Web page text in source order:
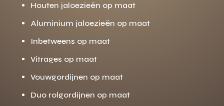
Houten jaloezieën op maat
Aluminium jaloezieën op maat
Inbetweens op maat
Vitrages op maat
Vouwgordijnen op maat
Duo rolgordijnen op maat